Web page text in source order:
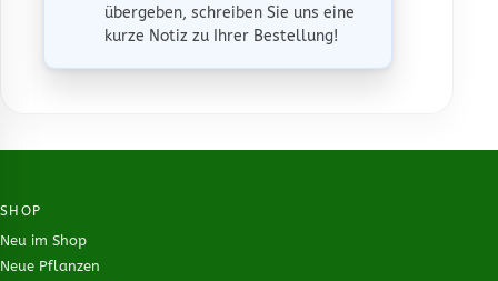
übergeben, schreiben Sie uns eine
kurze Notiz zu Ihrer Bestellung!
SHOP
Neu im Shop
Neue Pflanzen